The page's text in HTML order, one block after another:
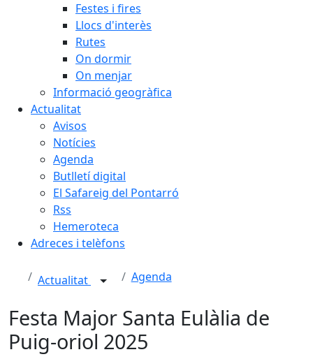
Festes i fires
Llocs d'interès
Rutes
On dormir
On menjar
Informació geogràfica
Actualitat
Avisos
Notícies
Agenda
Butlletí digital
El Safareig del Pontarró
Rss
Hemeroteca
Adreces i telèfons
Actualitat Agenda
Festa Major Santa Eulàlia de
Puig-oriol 2025